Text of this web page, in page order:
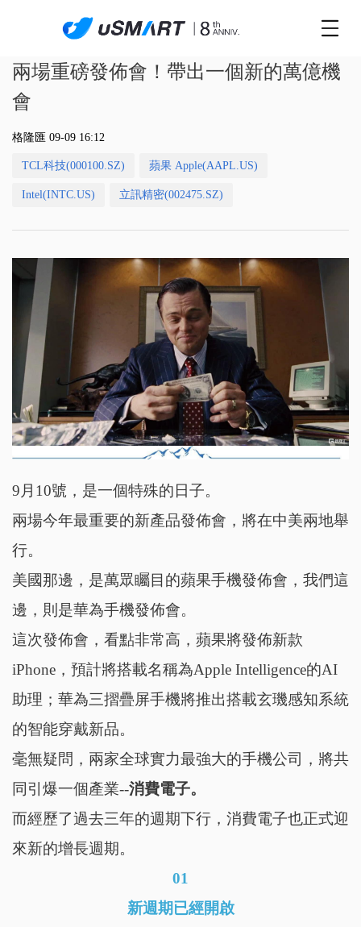
兩場重磅發佈會！帶出一個新的萬億機
會
格隆匯 09-09 16:12
TCL科技(000100.SZ) 蘋果 Apple(AAPL.US)
Intel(INTC.US) 立訊精密(002475.SZ)
9 月 10號，是一個特殊的日子。
兩場今年最重要的新產品發佈會，將在中美兩地舉
行。
美國那邊，是萬眾矚目的蘋果手機發佈會，我們這
邊，則是華為手機發佈會。
這次發佈會，看點非常高，蘋果將發佈新款
iPhone，預計將搭載名稱為Apple Intelligence的AI
助理；華為三摺疊屏手機將推出搭載玄璣感知系統
的智能穿戴新品。
毫無疑問，兩家全球實力最強大的手機公司，將共
同引爆一個產業--消費電子。
而經歷了過去三年的週期下行，消費電子也正式迎
來新的增長週期。
01
新週期已經開啟